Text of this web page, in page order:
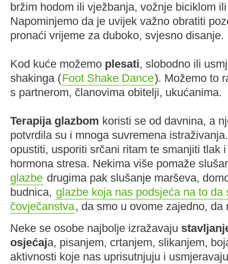
bržim hodom ili vježbanja, vožnje biciklom
Napominjemo da je uvijek važno obratiti
pronaći vrijeme za duboko, svjesno disanje.
Kod kuće možemo plesati, slobodno ili
shakinga (Foot Shake Dance). Možemo to
s partnerom, članovima obitelji, ukućanima.
Terapija glazbom koristi se od davnina, a
potvrdila su i mnoga suvremena
opustiti, usporiti srčani ritam te smanjiti tlak
hormona stresa. Nekima više pomaže
glazbe drugima pak slušanje marševa,
budnica, glazbe koja nas podsjeća na to da
čovječanstva, da smo u ovome zajedno,
Neke se osobe najbolje izražavaju
osjećaja, pisanjem, crtanjem, slikanjem,
aktivnosti koje nas uprisutnjuju i